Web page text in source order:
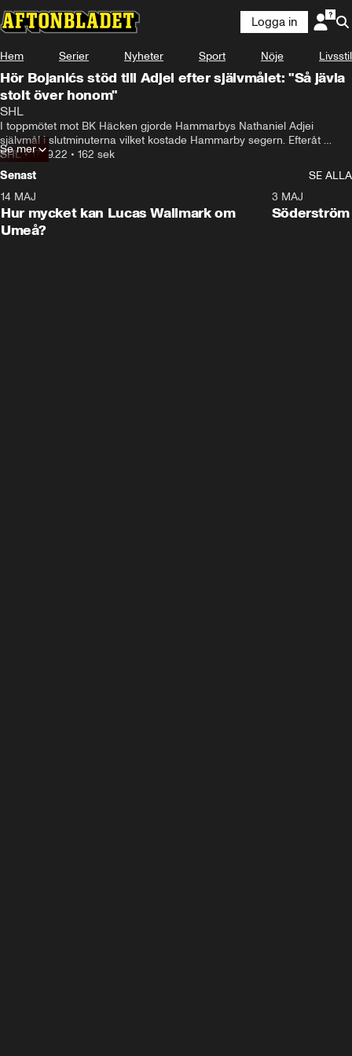
Logga in
Hem Serier Nyheter Sport Nöje Livsstil
Hör Bojanićs stöd till Adjei efter självmålet: "Så jävla
stolt över honom"
SHL
I toppmötet mot BK Häcken gjorde Hammarbys Nathaniel Adjei
självmål i slutminuterna vilket kostade Hammarby segern. Efteråt
stöttades han av lagkamraterna och Darijan Bojanić hyllar hans insats
i matchen.
SHL•17.09.22 • 162 sek
Se mer
Senast
SE ALLA
Plus
14 MAJ
Hur mycket kan Lucas Wallmark om
Umeå?
3 MAJ